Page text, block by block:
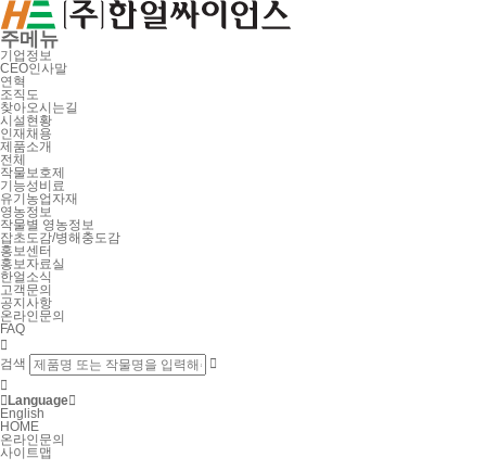
주메뉴
기업정보
CEO인사말
연혁
조직도
찾아오시는길
시설현황
인재채용
제품소개
전체
작물보호제
기능성비료
유기농업자재
영농정보
작물별 영농정보
잡초도감/병해충도감
홍보센터
홍보자료실
한얼소식
고객문의
공지사항
온라인문의
FAQ

검색


 Language
English
HOME
온라인문의
사이트맵